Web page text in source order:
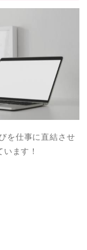
を仕事に直結させ
ます！